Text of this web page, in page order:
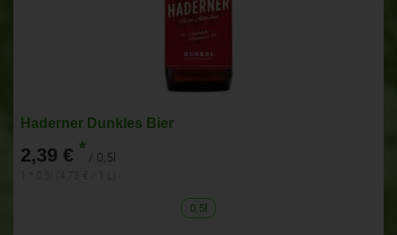
Haderner Dunkles Bier
2,39 € * / 0,5l
0,5l